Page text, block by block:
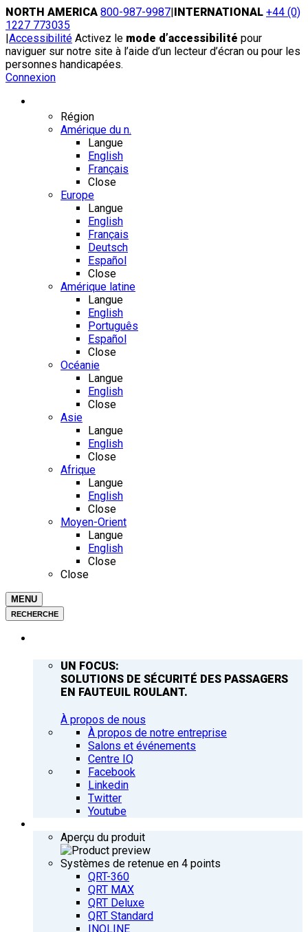
Skip
to
content
NORTH AMERICA 800-987-9987|INTERNATIONAL +44 (0)
1227 773035
|Accessibilité Activez le mode d’accessibilité pour
naviguer sur notre site à l’aide d’un lecteur d’écran ou pour les
personnes handicapées.
Connexion
Région
Amérique du n.
Langue
English
Français
Close
Europe
Langue
English
Français
Deutsch
Español
Close
Amérique latine
Langue
English
Português
Español
Close
Océanie
Langue
English
Close
Asie
Langue
English
Close
Afrique
Langue
English
Close
Moyen-Orient
Langue
English
Close
Close
MENU
RECHERCHE
UN FOCUS:
SOLUTIONS DE SÉCURITÉ DES PASSAGERS
EN FAUTEUIL ROULANT.
À propos de nous
À propos de notre entreprise
Salons et événements
Centre IQ
Facebook
Linkedin
Twitter
Youtube
Aperçu du produit
Systèmes de retenue en 4 points
QRT-360
QRT MAX
QRT Deluxe
QRT Standard
INQLINE